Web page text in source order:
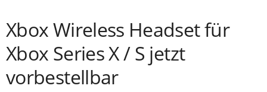
Xbox Wireless Headset für
Xbox Series X / S jetzt
vorbestellbar